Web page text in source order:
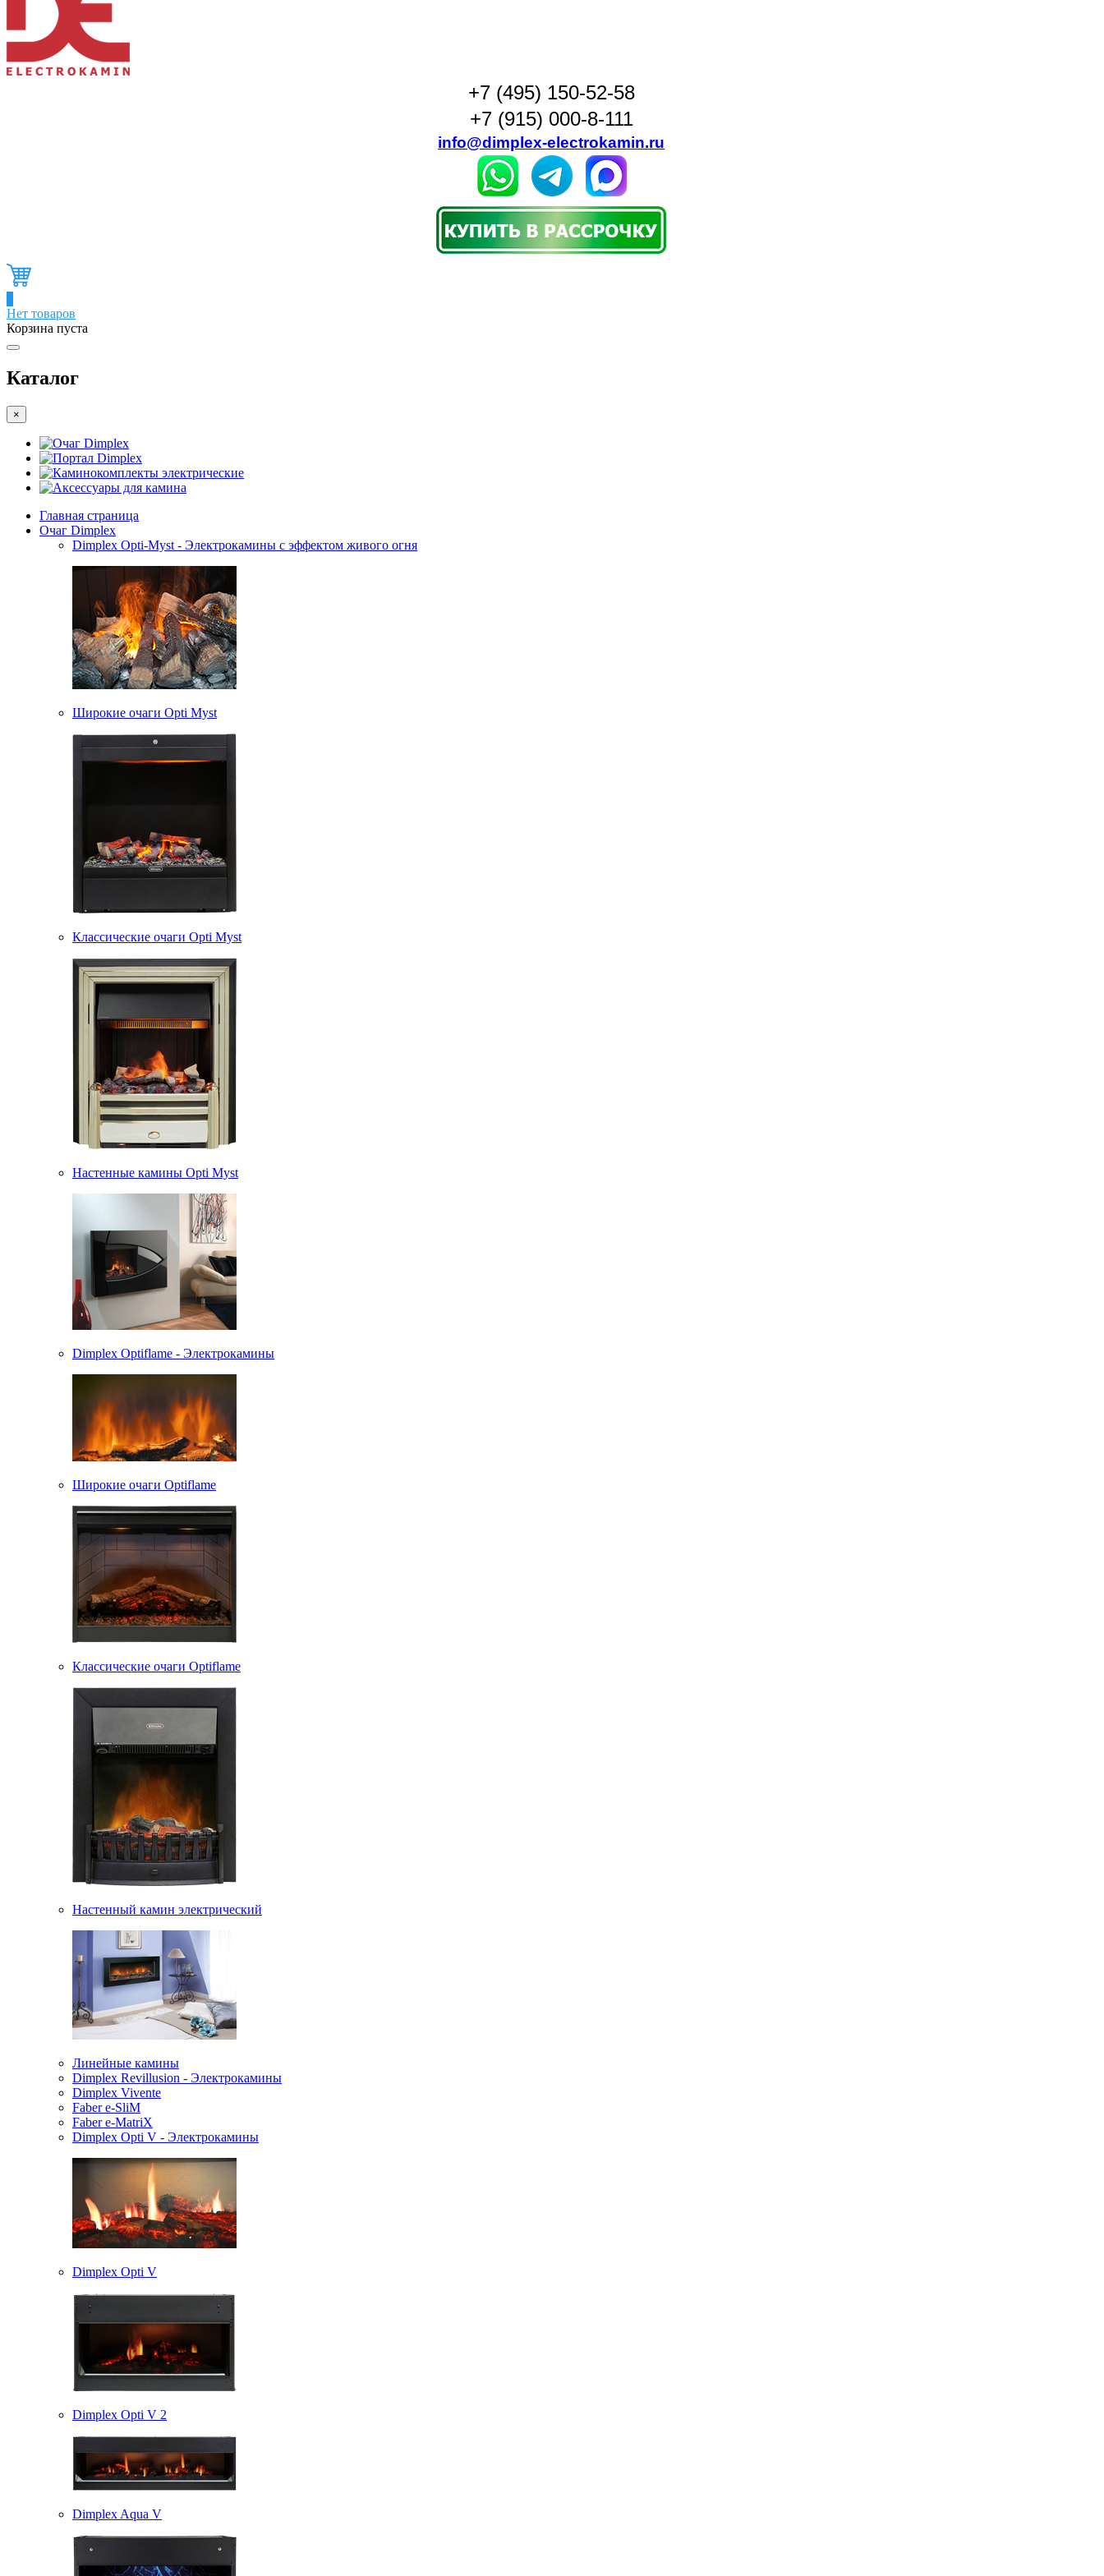
+7 (495) 150-52-58
+7 (915) 000-8-111
info@dimplex-electrokamin.ru
Нет товаров
Корзина пуста
Каталог
×
Очаг Dimplex
Портал Dimplex
Каминокомплекты электрические
Аксессуары для камина
Главная страница
Очаг Dimplex
Dimplex Opti-Myst - Электрокамины с эффектом живого огня
Широкие очаги Opti Myst
Классические очаги Opti Myst
Настенные камины Opti Myst
Dimplex Optiflame - Электрокамины
Широкие очаги Optiflame
Классические очаги Optiflame
Настенный камин электрический
Линейные камины
Dimplex Revillusion - Электрокамины
Dimplex Vivente
Faber e-SliM
Faber e-MatriX
Dimplex Opti V - Электрокамины
Dimplex Opti V
Dimplex Opti V 2
Dimplex Aqua V